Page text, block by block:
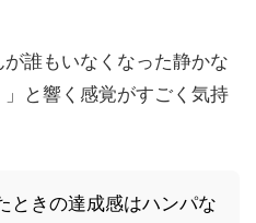
誰もいなくなった静かな
と響く感覚がすごく気持
ときの達成感はハンパな